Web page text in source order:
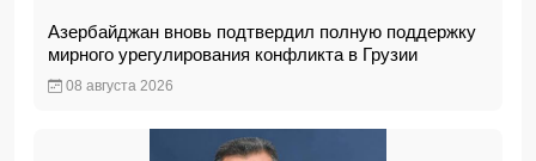
Азербайджан вновь подтвердил полную поддержку
мирного урегулирования конфликта в Грузии
08 августа 2026